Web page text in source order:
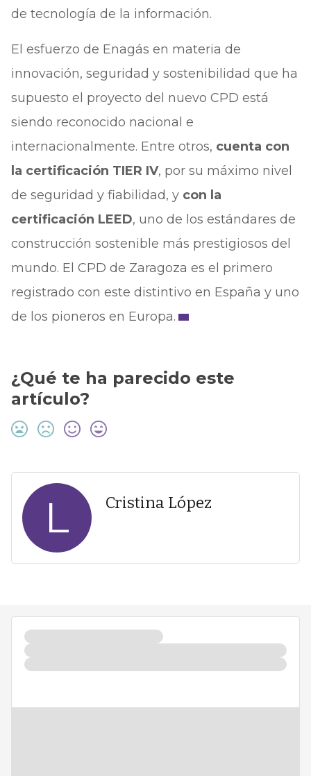
de tecnología de la información.
El esfuerzo de Enagás en materia de
innovación, seguridad y sostenibilidad que ha
supuesto el proyecto del nuevo CPD está
siendo reconocido nacional e
internacionalmente. Entre otros, cuenta con
la certificación TIER IV, por su máximo nivel
de seguridad y fiabilidad, y con la
certificación LEED, uno de los estándares de
construcción sostenible más prestigiosos del
mundo. El CPD de Zaragoza es el primero
registrado con este distintivo en España y uno
de los pioneros en Europa.
¿Qué te ha parecido este
artículo?
L Cristina López